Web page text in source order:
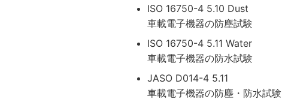
ISO 16750-4 5.10 Dust
車載電子機器の防塵試験
ISO 16750-4 5.11 Water
車載電子機器の防水試験
JASO D014-4 5.11
車載電子機器の防塵・防水試験